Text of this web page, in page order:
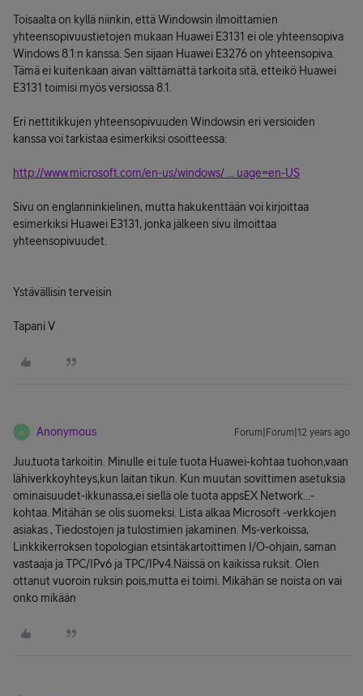
Toisaalta on kyllä niinkin, että Windowsin ilmoittamien
yhteensopivuustietojen mukaan Huawei E3131 ei ole yhteensopiva
Windows 8.1:n kanssa. Sen sijaan Huawei E3276 on yhteensopiva.
Tämä ei kuitenkaan aivan välttämättä tarkoita sitä, etteikö Huawei
E3131 toimisi myös versiossa 8.1.
Eri nettitikkujen yhteensopivuuden Windowsin eri versioiden
kanssa voi tarkistaa esimerkiksi osoitteessa:
http://www.microsoft.com/en-us/windows/ ... uage=en-US
Sivu on englanninkielinen, mutta hakukenttään voi kirjoittaa
esimerkiksi Huawei E3131, jonka jälkeen sivu ilmoittaa
yhteensopivuudet.
Ystävällisin terveisin
Tapani V
A Anonymous Forum|Forum|12 years ago
Juu,tuota tarkoitin. Minulle ei tule tuota Huawei-kohtaa tuohon,vaan
lähiverkkoyhteys,kun laitan tikun. Kun muutan sovittimen asetuksia
ominaisuudet-ikkunassa,ei siellä ole tuota appsEX Network...-
kohtaa. Mitähän se olis suomeksi. Lista alkaa Microsoft -verkkojen
asiakas , Tiedostojen ja tulostimien jakaminen. Ms-verkoissa,
Linkkikerroksen topologian etsintäkartoittimen I/O-ohjain, saman
vastaaja ja TPC/IPv6 ja TPC/IPv4.Näissä on kaikissa ruksit. Olen
ottanut vuoroin ruksin pois,mutta ei toimi. Mikähän se noista on vai
onko mikään